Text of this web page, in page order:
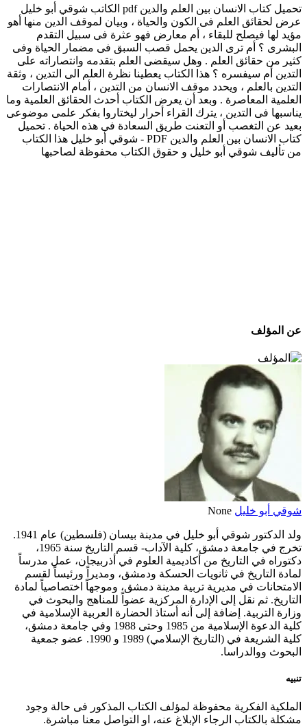
تحميل كتاب الانسان بين العلم والدين pdf الكاتب شوقي أبو خليل
عرض لحقائق العلم فى الكون والحياة ، وبيان لموقف الدين منها أهو
مؤيد لها فيصلح للبقاء ، أم معارض فهو عثرة فى سبيل التقدم
البشرى ؟ أم ترى الدين يحمل قصب السبق فى مضمار الحياة وفى
كثير من حقائق العلم . وهل سيقضى العلم بتقدمه وانتصاراته على
التدين أم سيفسره ؟ هذا الكتاب يعطينا نظرة العلم الى التدين ، وثقة
التدين بالعلم ، ويحدد موقف الانسان من التدين ، أمام الانتصارات
العلمية المعاصرة . وبعد أن يعرض الكتاب أحدث الحقائق العلمية وما
يناسبها فى التدين ، يترك القراء أحرار ليختاروا بفكر علمى موضوعى
بعيد عن التغصب أو التعنت طريق السعادة فى هذه الحياة . تحميل
كتاب الانسان بين العلم والدين PDF - شوقي أبو خليل هذا الكتاب
من تأليف شوقي أبو خليل و حقوق الكتاب محفوظة لصاحبها
عن المؤلف
شوقي أبو خليل None
ولد الدكتور شوقي أبو خليل في مدينة بيسان (فلسطين) عام 1941.
تخرج في جامعة دمشق، كلية الآداب- قسم التاريخ سنة 1965،
دكتوراه في التاريخ من أكاديمية العلوم في أذربيجان، عمل مدرساً
لمادة التاريخ في ثانويات الحسكة ودمشق، ومديراً ورئيساً لقسم
الامتحانات في مديرية تربية مدينة دمشق، وموجهاً اختصاصياً لمادة
التاريخ. ثم نقل إلى الإدارة المركزية عضواً للمناهج والبحوث في
وزارة التربية. إضافة إلى أنه أستاذ الحضارة العربية الإسلامية في
كلية الدعوة الإسلامية من 1985 وحتى 1988 وفي جامعة دمشق،
كلية الشريعة في (التاريخ الإسلامي) 1989 و 1990. عضو جمعية
البحوث ووالدراسا.
تنبيه
الملكية الفكرية محفوظة لمؤلف الكتاب المذكور فى حالة وجود
مشكلة بالكتاب الرجاء الإبلاغ عنه، او التواصل معنا مباشرة.